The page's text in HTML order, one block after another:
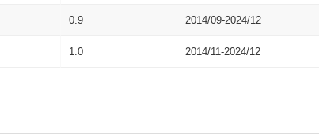
0.9 2014/09-2024/12
1.0 2014/11-2024/12